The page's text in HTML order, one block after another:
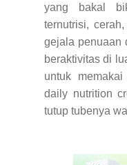
yang bakal
ternutrisi,
gejala penuaan
beraktivitas di
untuk
daily nutrition
tutup tubenya